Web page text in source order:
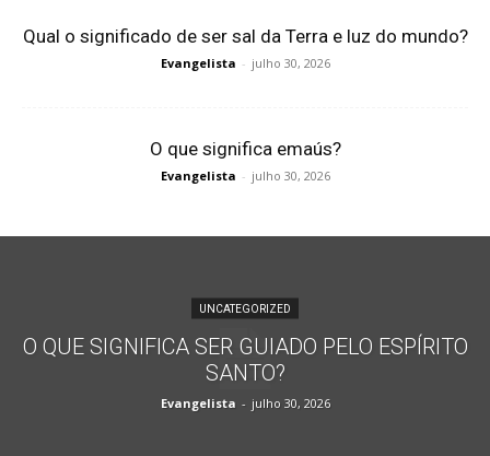
Qual o significado de ser sal da Terra e luz do mundo?
Evangelista - julho 30, 2026
O que significa emaús?
Evangelista - julho 30, 2026
UNCATEGORIZED
O QUE SIGNIFICA SER GUIADO PELO ESPÍRITO
SANTO?
Evangelista - julho 30, 2026